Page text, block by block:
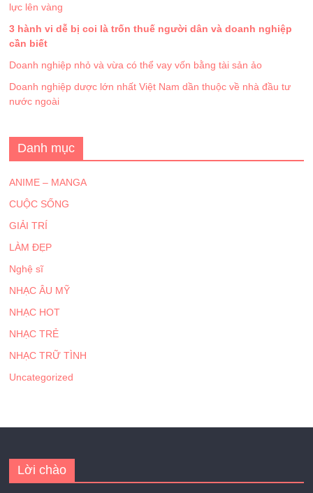
lực lên vàng
3 hành vi dễ bị coi là trốn thuế người dân và doanh nghiệp
cần biết
Doanh nghiệp nhỏ và vừa có thể vay vốn bằng tài sản ảo
Doanh nghiệp dược lớn nhất Việt Nam dần thuộc về nhà đầu tư
nước ngoài
Danh mục
ANIME – MANGA
CUỘC SỐNG
GIẢI TRÍ
LÀM ĐẸP
Nghệ sĩ
NHẠC ÂU MỸ
NHẠC HOT
NHẠC TRẺ
NHẠC TRỮ TÌNH
Uncategorized
Lời chào